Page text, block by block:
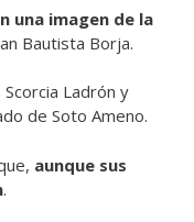
una imagen de la
Bautista Borja.
Ladrón y
de Soto Ameno.
aunque sus
.